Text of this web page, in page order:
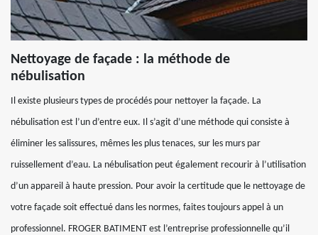
Nettoyage de façade : la méthode de
nébulisation
Il existe plusieurs types de procédés pour nettoyer la façade. La
nébulisation est l’un d’entre eux. Il s’agit d’une méthode qui consiste à
éliminer les salissures, mêmes les plus tenaces, sur les murs par
ruissellement d’eau. La nébulisation peut également recourir à l’utilisation
d’un appareil à haute pression. Pour avoir la certitude que le nettoyage de
votre façade soit effectué dans les normes, faites toujours appel à un
professionnel. FROGER BATIMENT est l’entreprise professionnelle qu’il